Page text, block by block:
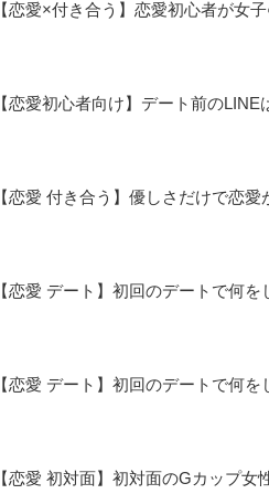
【恋愛×付き合う】恋愛初心者が女
【恋愛初心者向け】デート前の
【恋愛 付き合う】優しさだけで恋
【恋愛 デート】初回のデートで何
【恋愛 デート】初回のデートで何
【恋愛 初対面】初対面のGカップ